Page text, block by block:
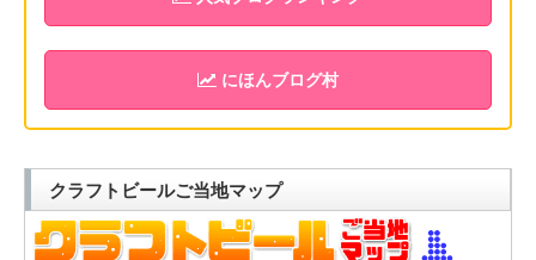
にほんブログ村
クラフトビールご当地マップ